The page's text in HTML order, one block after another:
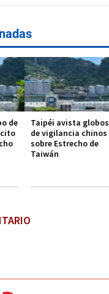
de
Taipéi avista globos
de vigilancia chinos
sobre Estrecho de
Taiwán